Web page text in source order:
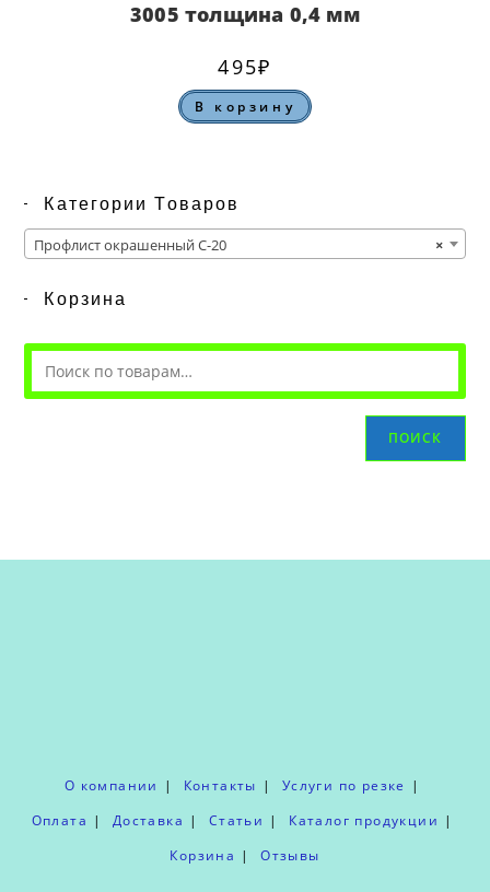
3005 толщина 0,4 мм
495₽
В корзину
Категории Товаров
×
Профлист окрашенный С-20
Корзина
ПОИСК
О компании Контакты
Услуги по резке
Оплата
Доставка Статьи
Каталог продукции
Корзина
Отзывы